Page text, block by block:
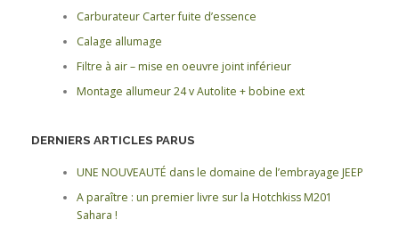
Carburateur Carter fuite d’essence
Calage allumage
Filtre à air – mise en oeuvre joint inférieur
Montage allumeur 24 v Autolite + bobine ext
DERNIERS ARTICLES PARUS
UNE NOUVEAUTÉ dans le domaine de l’embrayage JEEP
A paraître : un premier livre sur la Hotchkiss M201
Sahara !